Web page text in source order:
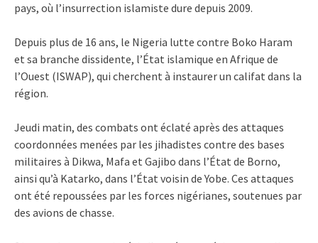
pays, où l’insurrection islamiste dure depuis 2009.
Depuis plus de 16 ans, le Nigeria lutte contre Boko Haram
et sa branche dissidente, l’État islamique en Afrique de
l’Ouest (ISWAP), qui cherchent à instaurer un califat dans la
région.
Jeudi matin, des combats ont éclaté après des attaques
coordonnées menées par les jihadistes contre des bases
militaires à Dikwa, Mafa et Gajibo dans l’État de Borno,
ainsi qu’à Katarko, dans l’État voisin de Yobe. Ces attaques
ont été repoussées par les forces nigérianes, soutenues par
des avions de chasse.